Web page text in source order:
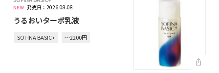
発売日：2026.08.08
うるおいターボ乳液
SOFINA BASIC+ ～2200円